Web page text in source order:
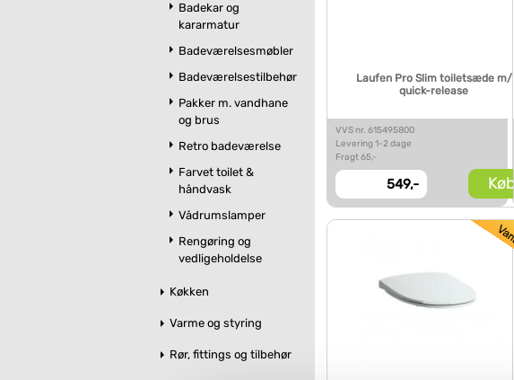
Badekar og
kararmatur
Badeværelsesmøbler
Badeværelsestilbehør
Pakker m. vandhane
og brus
Retro badeværelse
Farvet toilet &
håndvask
Vådrumslamper
Rengøring og
vedligeholdelse
Køkken
Varme og styring
Rør, fittings og tilbehør
Laufen Pro Slim toiletsæde m/
quick-release
VVS nr. 615495800
Levering 1-2 dage
Fragt 65,-
549,- Køb